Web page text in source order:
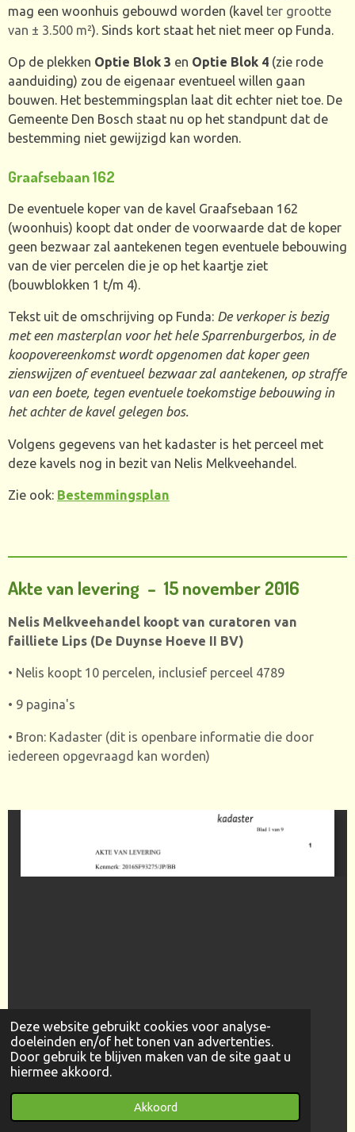
Deze website gebruikt cookies voor analyse-
doeleinden en/of het tonen van advertenties.
Door gebruik te blijven maken van de site gaat u
hiermee akkoord.
Akkoord
mag een woonhuis gebouwd worden (kavel ter grootte
van ± 3.500 m²). Sinds kort staat het niet meer op Funda.
Op de plekken Optie Blok 3 en Optie Blok 4 (zie rode
aanduiding) zou de eigenaar eventueel willen gaan
bouwen. Het bestemmingsplan laat dit echter niet toe. De
Gemeente Den Bosch staat nu op het standpunt dat de
bestemming niet gewijzigd kan worden.
Graafsebaan 162
De eventuele koper van de kavel Graafsebaan 162
(woonhuis) koopt dat onder de voorwaarde dat de koper
geen bezwaar zal aantekenen tegen eventuele bebouwing
van de vier percelen die je op het kaartje ziet
(bouwblokken 1 t/m 4).
Tekst uit de omschrijving op Funda: De verkoper is bezig
met een masterplan voor het hele Sparrenburgerbos, in de
koopovereenkomst wordt opgenomen dat koper geen
zienswijzen of eventueel bezwaar zal aantekenen, op straffe
van een boete, tegen eventuele toekomstige bebouwing in
het achter de kavel gelegen bos.
Volgens gegevens van het kadaster is het perceel met
deze kavels nog in bezit van Nelis Melkveehandel.
Zie ook: Bestemmingsplan
Akte van levering – 15 november 2016
Nelis Melkveehandel koopt van curatoren van
failliete Lips (De Duynse Hoeve II BV)
• Nelis koopt 10 percelen, inclusief perceel 4789
• 9 pagina's
• Bron: Kadaster (dit is openbare informatie die door
iedereen opgevraagd kan worden)